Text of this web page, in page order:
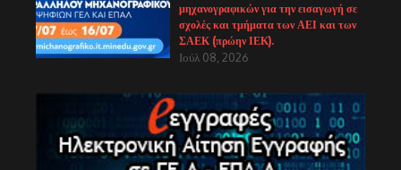
μηχανογραφικών για την εισαγωγή σε
σχολές και τμήματα των ΑΕΙ και των
ΣΑΕΚ (πρώην ΙΕΚ).
Ιούλ 08, 2026